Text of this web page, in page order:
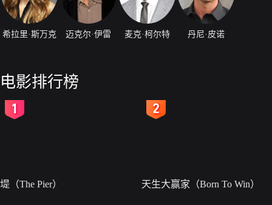
希拉里·斯万克 迈克尔·伊雷 麦克·柯尔特 丹尼·皮诺
电影排行榜
堤（The Pier） 天生大赢家（Born To Win）